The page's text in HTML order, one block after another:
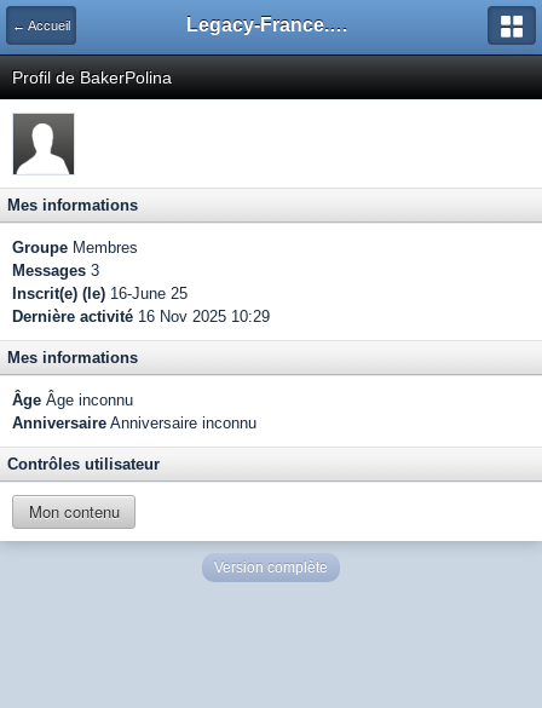
← Accueil Legacy-France.org - Forum
Profil de BakerPolina
Mes informations
Groupe Membres
Messages 3
Inscrit(e) (le) 16-June 25
Dernière activité 16 Nov 2025 10:29
Mes informations
Âge Âge inconnu
Anniversaire Anniversaire inconnu
Contrôles utilisateur
Mon contenu
Version complète